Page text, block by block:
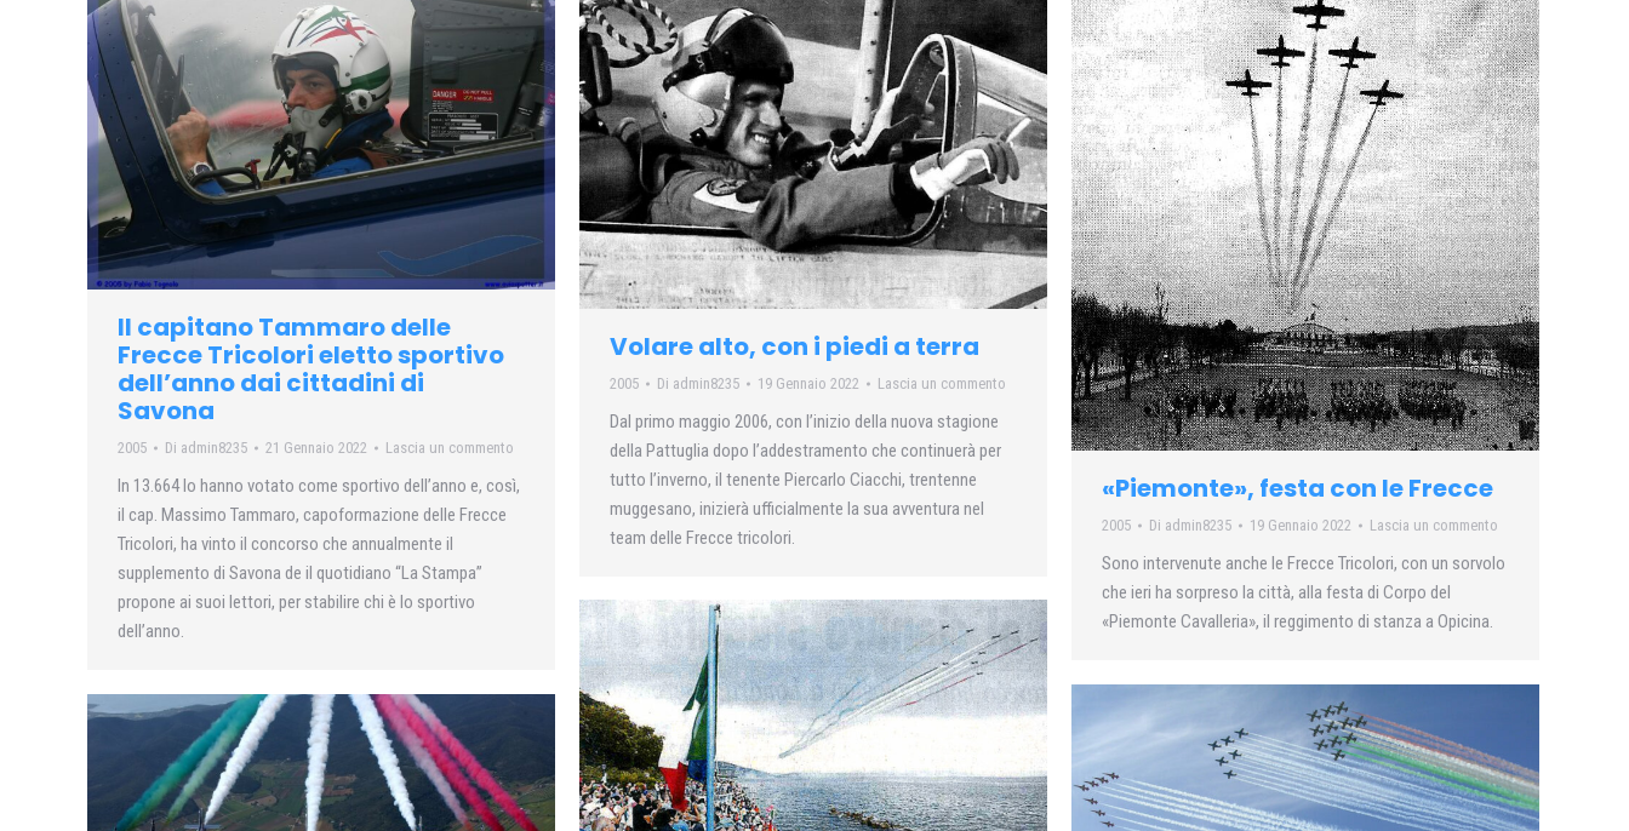
Il capitano Tammaro delle
Frecce Tricolori eletto sportivo
dell’anno dai cittadini di
Savona
2005 Di admin8235 21 Gennaio 2022 Lascia un commento
In 13.664 lo hanno votato come sportivo dell’anno e, così,
il cap. Massimo Tammaro, capoformazione delle Frecce
Tricolori, ha vinto il concorso che annualmente il
supplemento di Savona de il quotidiano “La Stampa”
propone ai suoi lettori, per stabilire chi è lo sportivo
dell’anno.
Volare alto, con i piedi a terra
2005 Di admin8235 19 Gennaio 2022 Lascia un commento
Dal primo maggio 2006, con l’inizio della nuova stagione
della Pattuglia dopo l’addestramento che continuerà per
tutto l’inverno, il tenente Piercarlo Ciacchi, trentenne
muggesano, inizierà ufficialmente la sua avventura nel
team delle Frecce tricolori.
«Piemonte», festa con le Frecce
2005 Di admin8235 19 Gennaio 2022 Lascia un commento
Sono intervenute anche le Frecce Tricolori, con un sorvolo
che ieri ha sorpreso la città, alla festa di Corpo del
«Piemonte Cavalleria», il reggimento di stanza a Opicina.